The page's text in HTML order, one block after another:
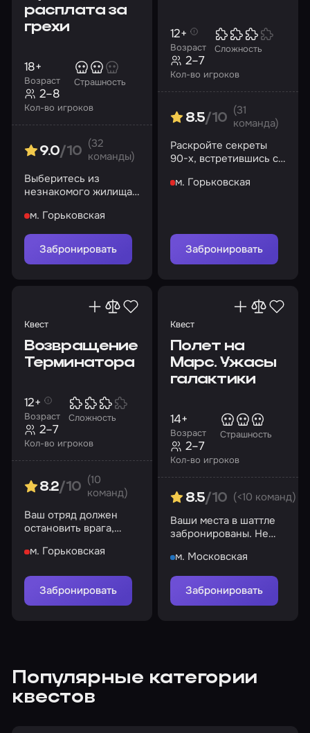
расплата за
грехи
Возраст
18+
Страшность
Кол-во игроков
2–8
9.0/10
(32
команды)
Выберитесь из
незнакомого жилища
иначе все ваши тайны
станут явью
м. Горьковская
Забронировать
Возраст
12+
Сложность
Кол-во игроков
2–7
8.5/10
(31
команда)
Раскройте секреты
90-х, встретившись с
и его бригадой
м. Горьковская
Забронировать
Квест
Возвращение
Терминатора
Возраст
12+
Сложность
Кол-во игроков
2–7
8.2/10
(10
команд)
Ваш отряд должен
остановить врага,
м. Горьковская
Забронировать
Квест
Полет на
Марс. Ужасы
галактики
Возраст
14+
Страшность
Кол-во игроков
2–7
8.5/10 (<10 команд)
Ваши места в шаттле
забронированы. Не
глаза тому, что прячется
в тени?
м. Московская
Забронировать
Популярные категории
квестов